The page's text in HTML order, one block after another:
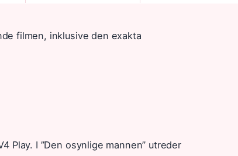
filmen, inklusive den exakta
Play. I ”Den osynlige mannen” utreder